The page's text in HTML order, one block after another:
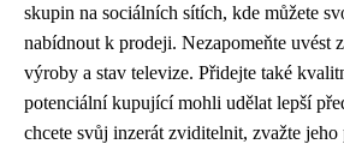
skupin na sociálních sítích, kde můžete
nabídnout k prodeji. Nezapomeňte uvést
výroby a stav televize. Přidejte také
potenciální kupující mohli udělat lepší
chcete svůj inzerát zviditelnit, zvažte jeho